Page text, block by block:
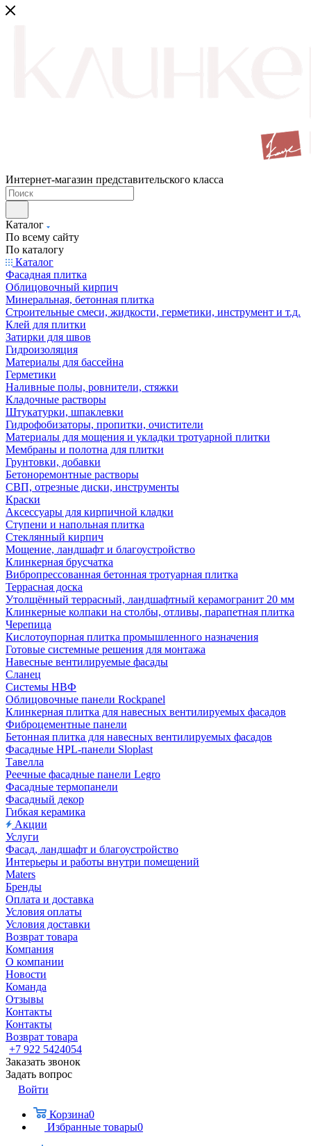
Интернет-магазин представительского класса
Каталог
По всему сайту
По каталогу
Каталог
Фасадная плитка
Облицовочный кирпич
Минеральная, бетонная плитка
Строительные смеси, жидкости, герметики, инструмент и т.д.
Клей для плитки
Затирки для швов
Гидроизоляция
Материалы для бассейна
Герметики
Наливные полы, ровнители, стяжки
Кладочные растворы
Штукатурки, шпаклевки
Гидрофобизаторы, пропитки, очистители
Материалы для мощения и укладки тротуарной плитки
Мембраны и полотна для плитки
Грунтовки, добавки
Бетоноремонтные растворы
СВП, отрезные диски, инструменты
Краски
Аксессуары для кирпичной кладки
Ступени и напольная плитка
Cтеклянный кирпич
Мощение, ландшафт и благоустройство
Клинкерная брусчатка
Вибропрессованная бетонная тротуарная плитка
Террасная доска
Утолщённый террасный, ландшафтный керамогранит 20 мм
Клинкерные колпаки на столбы, отливы, парапетная плитка
Черепица
Кислотоупорная плитка промышленного назначения
Готовые системные решения для монтажа
Навесные вентилируемые фасады
Сланец
Системы НВФ
Облицовочные панели Rockpanel
Клинкерная плитка для навесных вентилируемых фасадов
Фиброцементные панели
Бетонная плитка для навесных вентилируемых фасадов
Фасадные HPL-панели Sloplast
Тавелла
Реечные фасадные панели Legro
Фасадные термопанели
Фасадный декор
Гибкая керамика
Акции
Услуги
Фасад, ландшафт и благоустройство
Интерьеры и работы внутри помещений
Maters
Бренды
Оплата и доставка
Условия оплаты
Условия доставки
Возврат товара
Компания
О компании
Новости
Команда
Отзывы
Контакты
Контакты
Возврат товара
+7 922 5424054
Заказать звонок
Задать вопрос
Войти
Корзина0
Избранные товары0